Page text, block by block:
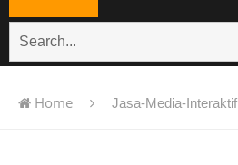
Home Jasa-Media-Interaktif